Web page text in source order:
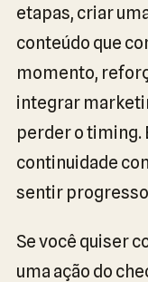
etapas, criar
conteúdo que
momento,
integrar
perder o timing.
continuidade
sentir
Se você quiser
uma ação do